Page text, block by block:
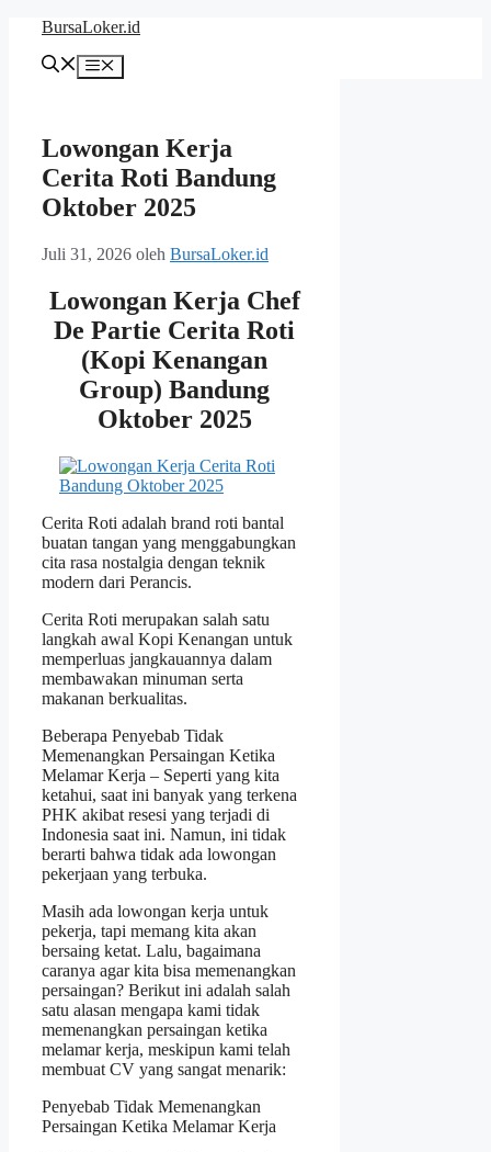
Langsung
BursaLoker.id
Menu
Lowongan Kerja
Cerita Roti Bandung
Oktober 2025
Juli 31, 2026 oleh BursaLoker.id
Lowongan Kerja Chef
De Partie Cerita Roti
(Kopi Kenangan
Group) Bandung
Oktober 2025
Cerita Roti adalah brand roti bantal
buatan tangan yang menggabungkan
cita rasa nostalgia dengan teknik
modern dari Perancis.
Cerita Roti merupakan salah satu
langkah awal Kopi Kenangan untuk
memperluas jangkauannya dalam
membawakan minuman serta
makanan berkualitas.
Beberapa Penyebab Tidak
Memenangkan Persaingan Ketika
Melamar Kerja – Seperti yang kita
ketahui, saat ini banyak yang terkena
PHK akibat resesi yang terjadi di
Indonesia saat ini. Namun, ini tidak
berarti bahwa tidak ada lowongan
pekerjaan yang terbuka.
Masih ada lowongan kerja untuk
pekerja, tapi memang kita akan
bersaing ketat. Lalu, bagaimana
caranya agar kita bisa memenangkan
persaingan? Berikut ini adalah salah
satu alasan mengapa kami tidak
memenangkan persaingan ketika
melamar kerja, meskipun kami telah
membuat CV yang sangat menarik:
Penyebab Tidak Memenangkan
Persaingan Ketika Melamar Kerja